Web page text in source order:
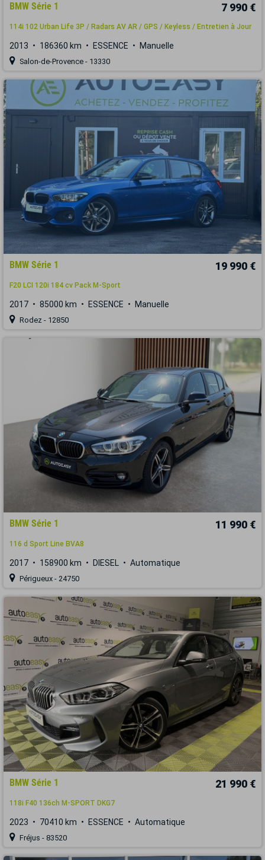
BMW Série 1 7 990 €
114i 102 Urban Life 3P / Radars AV AR / GPS / Keyless / Entretien à Jour
2013 186360 km ESSENCE Manuelle
Salon-de-Provence - 13330
BMW Série 1 19 990 €
F20 LCI 120i 184 cv Pack M-Sport
2017 85000 km ESSENCE Manuelle
Rodez - 12850
BMW Série 1 11 990 €
116 d Sport Line BVA8
2017 158900 km DIESEL Automatique
Périgueux - 24750
BMW Série 1 21 990 €
118i F40 136ch M-SPORT DKG7
2023 70410 km ESSENCE Automatique
Fréjus - 83520